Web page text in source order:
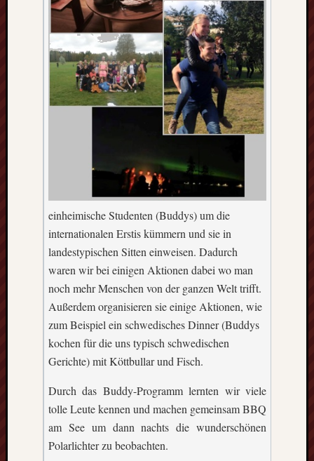
einheimische Studenten (Buddys) um die
internationalen Erstis kümmern und sie in
landestypischen Sitten einweisen. Dadurch
waren wir bei einigen Aktionen dabei wo man
noch mehr Menschen von der ganzen Welt trifft.
Außerdem organisieren sie einige Aktionen, wie
zum Beispiel ein schwedisches Dinner (Buddys
kochen für die uns typisch schwedischen
Gerichte) mit Köttbullar und Fisch.
Durch das Buddy-Programm lernten wir viele
tolle Leute kennen und machen gemeinsam BBQ
am See um dann nachts die wunderschönen
Polarlichter zu beobachten.